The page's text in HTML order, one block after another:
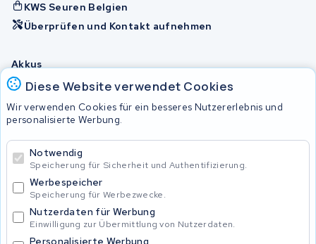
Diese Website verwendet Cookies
Wir verwenden Cookies für ein besseres Nutzererlebnis und
personalisierte Werbung.
Notwendig
Speicherung für Sicherheit und Authentifizierung.
Werbespeicher
Speicherung für Werbezwecke.
Nutzerdaten für Werbung
Einwilligung zur Übermittlung von Nutzerdaten.
Personalisierte Werbung
KWS Seuren Belgien
Überprüfen und Kontakt aufnehmen
Akkus
© 2026 KWS Seuren
Privacy Policy